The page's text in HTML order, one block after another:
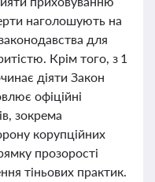
наголошують на
для
Крім того, з 1
діяти Закон
офіційні
зокрема
корупційних
прозорості
тіньових практик.